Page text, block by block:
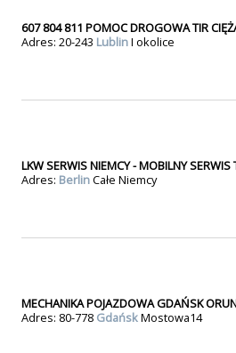
607 804 811 POMOC DROGOWA TIR
Adres: 20-243 LublinI okolice
LKW SERWIS NIEMCY - MOBILNY SERWIS
Adres: BerlinCałe Niemcy
MECHANIKA POJAZDOWA GDAŃSK
Adres: 80-778 GdańskMostowa14